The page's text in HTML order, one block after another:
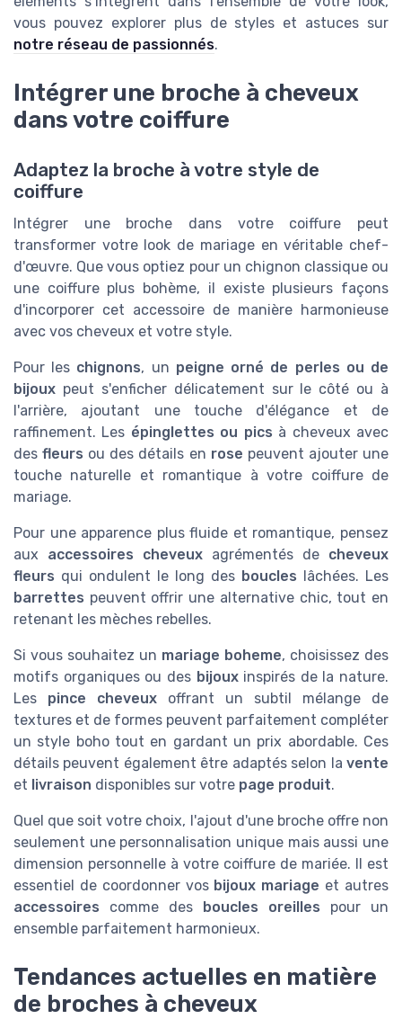
vous pouvez explorer plus de styles et astuces sur
notre réseau de passionnés.
Intégrer une broche à cheveux
dans votre coiffure
Adaptez la broche à votre style de
coiffure
Intégrer une broche dans votre coiffure peut
transformer votre look de mariage en véritable chef-
d'œuvre. Que vous optiez pour un chignon classique ou
une coiffure plus bohème, il existe plusieurs façons
d'incorporer cet accessoire de manière harmonieuse
avec vos cheveux et votre style.
Pour les chignons, un peigne orné de perles ou de
bijoux peut s'enficher délicatement sur le côté ou à
l'arrière, ajoutant une touche d'élégance et de
raffinement. Les épinglettes ou pics à cheveux avec
desfleurs ou des détails en rose peuvent ajouter une
touche naturelle et romantique à votre coiffure de
mariage.
Pour une apparence plus fluide et romantique, pensez
aux accessoires cheveux agrémentés de cheveux
fleurs qui ondulent le long des boucles lâchées. Les
barrettes peuvent offrir une alternative chic, tout en
retenant les mèches rebelles.
Si vous souhaitez un mariage boheme, choisissez des
motifs organiques ou des bijouxinspirés de la nature.
Les pince cheveux offrant un subtil mélange de
textures et de formes peuvent parfaitement compléter
un style boho tout en gardant un prix abordable. Ces
détails peuvent également être adaptés selon la vente
et livraison disponibles sur votre page produit.
Quel que soit votre choix, l'ajout d'une broche offre non
seulement une personnalisation unique mais aussi une
dimension personnelle à votre coiffure de mariée. Il est
essentiel de coordonner vos bijoux mariage et autres
accessoires comme des boucles oreilles pour un
ensemble parfaitement harmonieux.
Tendances actuelles en matière
de broches à cheveux